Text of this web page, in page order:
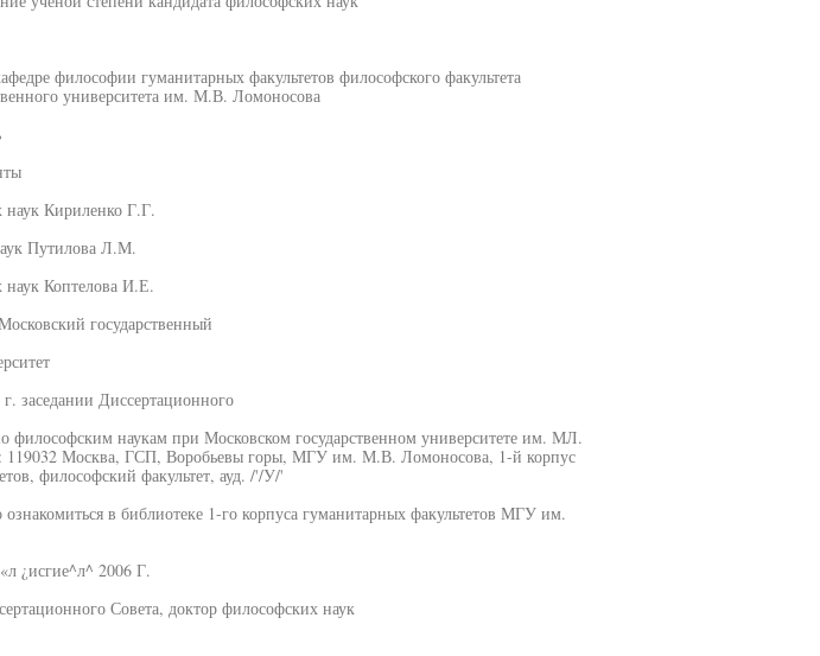
философии гуманитарных факультетов философского факультета
университета им. М.В. Ломоносова
наук Кириленко Г.Г.
Путилова Л.М.
наук Коптелова И.Е.
государственный
заседании Диссертационного
философским наукам при Московском государственном университете им. МЛ.
119032 Москва, ГСП, Воробьевы горы, МГУ им. М.В. Ломоносова, 1-й корпус
философский факультет, ауд. /'/У/'
в библиотеке 1-го корпуса гуманитарных факультетов МГУ им.
¿исгие^л^ 2006 Г.
Совета, доктор философских наук